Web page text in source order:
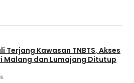
Terjang Kawasan TNBTS, Akses
Malang dan Lumajang Ditutup